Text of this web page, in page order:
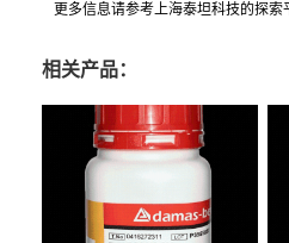
更多信息请参考上海泰坦科技的探索
相关产品：